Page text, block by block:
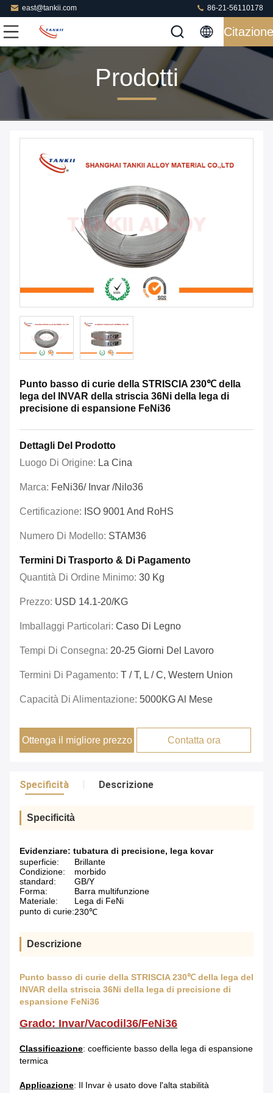
east@tankii.com 86-21-56110178
Citazione
Prodotti
Punto basso di curie della STRISCIA 230℃ della
lega del INVAR della striscia 36Ni della lega di
precisione di espansione FeNi36
Dettagli Del Prodotto
Luogo Di Origine: La Cina
Marca: FeNi36/ Invar /Nilo36
Certificazione: ISO 9001 And RoHS
Numero Di Modello: STAM36
Termini Di Trasporto & Di Pagamento
Quantità Di Ordine Minimo: 30 Kg
Prezzo: USD 14.1-20/KG
Imballaggi Particolari: Caso Di Legno
Tempi Di Consegna: 20-25 Giorni Del Lavoro
Termini Di Pagamento: T / T, L / C, Western Union
Capacità Di Alimentazione: 5000KG Al Mese
Ottenga il migliore prezzo Contatta ora
Specificità Descrizione
Specificità
Evidenziare: tubatura di precisione, lega kovar
superficie:
Brillante
Condizione:
morbido
standard:
GB/Y
Forma:
Barra multifunzione
Materiale:
Lega di FeNi
punto di curie:230℃
Descrizione
Punto basso di curie della STRISCIA 230℃ della lega del
INVAR della striscia 36Ni della lega di precisione di
espansione FeNi36
Grado: Invar/Vacodil36/FeNi36
Classificazione: coefficiente basso della lega di espansione
termica
Applicazione: Il Invar è usato dove l'alta stabilità